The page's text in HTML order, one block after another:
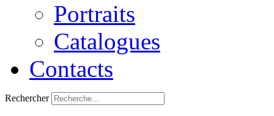
Portraits
Catalogues
Contacts
Rechercher